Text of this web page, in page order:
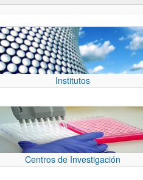
Institutos
Centros de Investigación